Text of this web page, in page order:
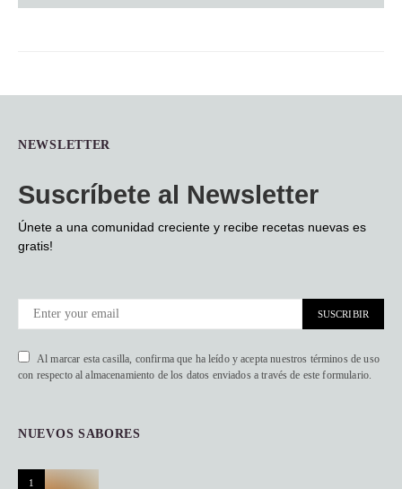
NEWSLETTER
Suscríbete al Newsletter
Únete a una comunidad creciente y recibe recetas nuevas es
gratis!
SUSCRIBIR
Al marcar esta casilla, confirma que ha leído y acepta nuestros términos de uso
con respecto al almacenamiento de los datos enviados a través de este formulario.
NUEVOS SABORES
1